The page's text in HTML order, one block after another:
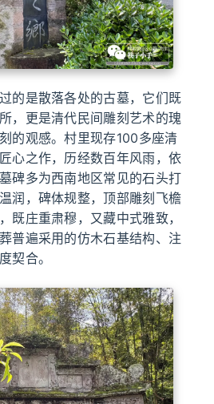
的是散落各处的古墓，它们既
，更是清代民间雕刻艺术的瑰
的观感。村里现存100多座清
心之作，历经数百年风雨，依
碑多为西南地区常见的石头打
润，碑体规整，顶部雕刻飞檐
既庄重肃穆，又藏中式雅致，
普遍采用的仿木石基结构、注
契合。